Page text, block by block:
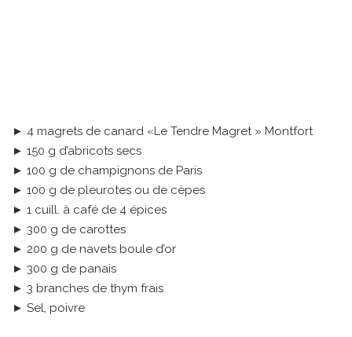
► 4 magrets de canard «Le Tendre Magret » Montfort
► 150 g d’abricots secs
► 100 g de champignons de Paris
► 100 g de pleurotes ou de cèpes
► 1 cuill. à café de 4 épices
► 300 g de carottes
► 200 g de navets boule d’or
► 300 g de panais
► 3 branches de thym frais
► Sel, poivre